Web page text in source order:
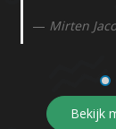
Mirten
Bekijk